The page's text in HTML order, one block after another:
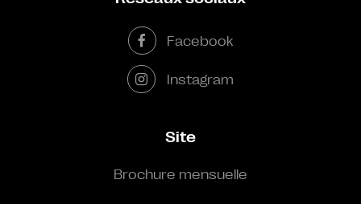
Facebook
Instagram
Site
Brochure mensuelle